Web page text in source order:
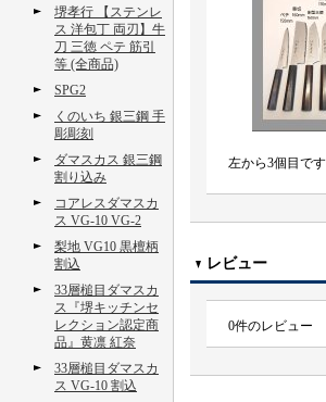
堺孝行 【ステンレ
ス 洋包丁 両刃】牛
刀 三徳 ペテ 筋引
等 (全商品)
SPG2
くのいち 銀三鋼 手
彫彫刻
ダマスカス 銀三鋼
割り込み
コアレスダマスカ
ス VG-10 VG-2
梨地 VG10 黒檀柄
割込
33層槌目ダマスカ
ス『堺キッチンセ
レクション認定商
品』黄凛 紅奈
33層槌目ダマスカ
ス VG-10 割込
左から3個目です
レビュー
0件のレビュー